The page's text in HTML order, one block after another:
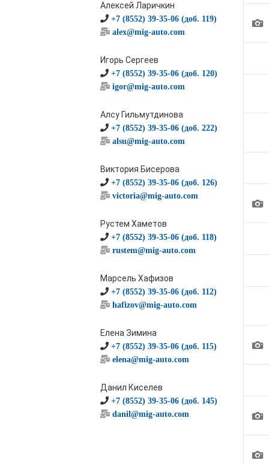
Алексей Ларичкин
+7 (8552) 39-35-06 (доб. 119)
alex@mig-auto.com
Игорь Сергеев
+7 (8552) 39-35-06 (доб. 120)
igor@mig-auto.com
Алсу Гильмутдинова
+7 (8552) 39-35-06 (доб. 222)
alsu@mig-auto.com
Виктория Бисерова
+7 (8552) 39-35-06 (доб. 126)
victoria@mig-auto.com
Рустем Хаметов
+7 (8552) 39-35-06 (доб. 118)
rustem@mig-auto.com
Марсель Хафизов
+7 (8552) 39-35-06 (доб. 112)
hafizov@mig-auto.com
Елена Зимина
+7 (8552) 39-35-06 (доб. 115)
elena@mig-auto.com
Данил Киселев
+7 (8552) 39-35-06 (доб. 145)
danil@mig-auto.com
1
1
1
1
1